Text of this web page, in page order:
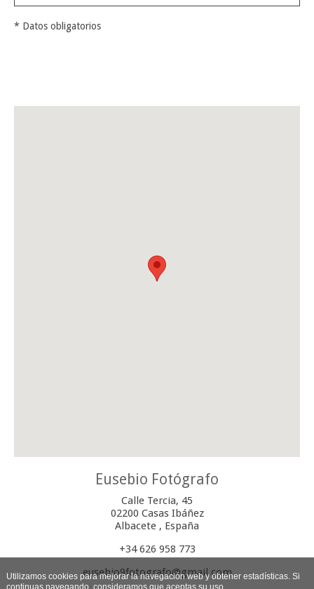
* Datos obligatorios
Eusebio Fotógrafo
Calle Tercia, 45
02200 Casas Ibáñez
Albacete , España
+34 626 958 773
eusebio9fotografo@gmail.com
Utilizamos cookies para mejorar la navegación web y obtener estadísticas. Si
continuas navegando, consideramos que aceptas su uso.